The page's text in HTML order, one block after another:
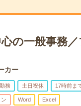
心の一般事務
カー
務 土日祝休 17時前ま
Word Excel